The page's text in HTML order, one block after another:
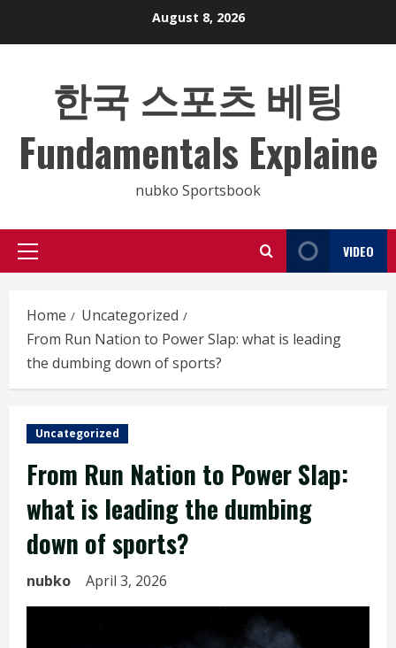
August 8, 2026
한국 스포츠 베팅
Fundamentals Explaine
nubko Sportsbook
Primary
VIDEO
Home
Uncategorized
From Run Nation to Power Slap: what is leading
the dumbing down of sports?
Uncategorized
From Run Nation to Power Slap:
what is leading the dumbing
down of sports?
nubko April 3, 2026